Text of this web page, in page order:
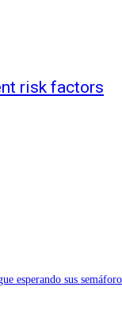
risk factors
esperando sus